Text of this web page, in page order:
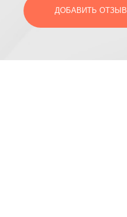
ДОБАВИТЬ ОТЗЫВ